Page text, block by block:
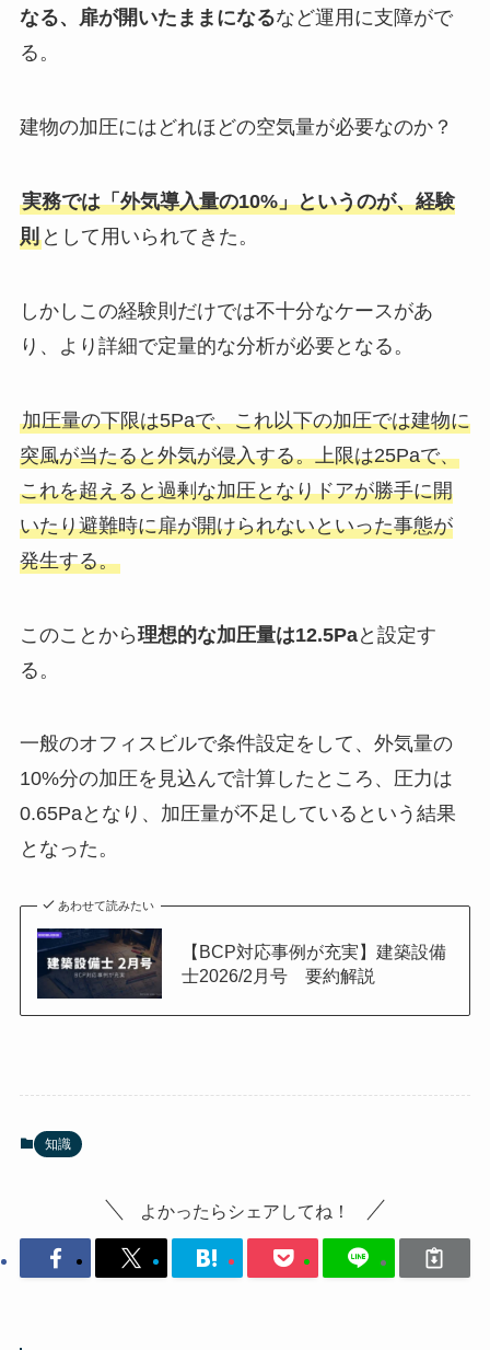
なる、扉が開いたままになるなど運用に支障がで
る。
建物の加圧にはどれほどの空気量が必要なのか？
実務では「外気導入量の10%」というのが、経験
則として用いられてきた。
しかしこの経験則だけでは不十分なケースがあ
り、より詳細で定量的な分析が必要となる。
加圧量の下限は5Paで、これ以下の加圧では建物に
突風が当たると外気が侵入する。上限は25Paで、
これを超えると過剰な加圧となりドアが勝手に開
いたり避難時に扉が開けられないといった事態が
発生する。
このことから理想的な加圧量は12.5Paと設定す
る。
一般のオフィスビルで条件設定をして、外気量の
10%分の加圧を見込んで計算したところ、圧力は
0.65Paとなり、加圧量が不足しているという結果
となった。
あわせて読みたい
【BCP対応事例が充実】建築設備
士2026/2月号 要約解説
知識
よかったらシェアしてね！